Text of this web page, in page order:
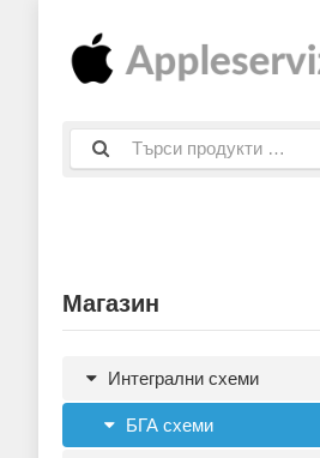
Магазин
Интегрални схеми
БГА схеми